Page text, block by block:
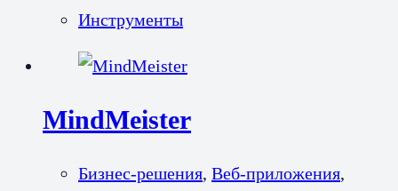
Инструменты
MindMeister
Бизнес-решения, Веб-приложения,